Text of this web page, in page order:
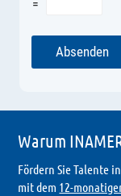
=
Absenden
Warum
Fördern Sie Talente
mit dem 12-